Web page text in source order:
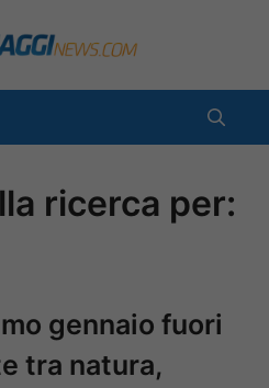
ricerca per:
gennaio fuori
tra natura,